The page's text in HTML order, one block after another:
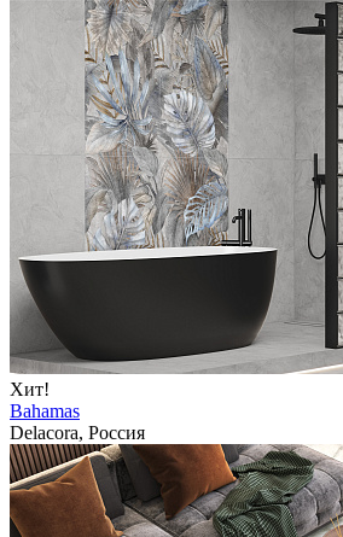
Хит!
Bahamas
Delacora, Россия